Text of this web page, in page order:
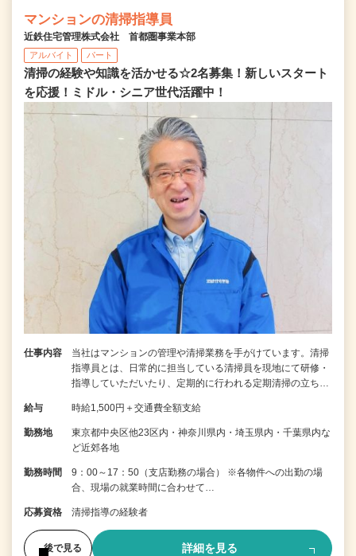
マンションの清掃指導員
近鉄住宅管理株式会社 首都圏事業本部
アルバイト パート
清掃の経験や知識を活かせる☆2名募集！新しいスタート
を応援！ミドル・シニア世代活躍中！
仕事内容
当社はマンションの管理や清掃業務を手がけています。清掃
指導員とは、日常的に担当している清掃員を現地にて研修・
指導していただいたり、定期的に行われる定期清掃の立ち…
給与 時給1,500円＋交通費全額支給
勤務地
東京都中央区他23区内・神奈川県内・埼玉県内・千葉県内な
ど近郊各地
勤務時間
9：00～17：50（支店勤務の場合） ※各物件への出勤の場
合、現場の就業時間に合わせて…
応募資格 清掃指導の経験者
後で見る 詳細を見る